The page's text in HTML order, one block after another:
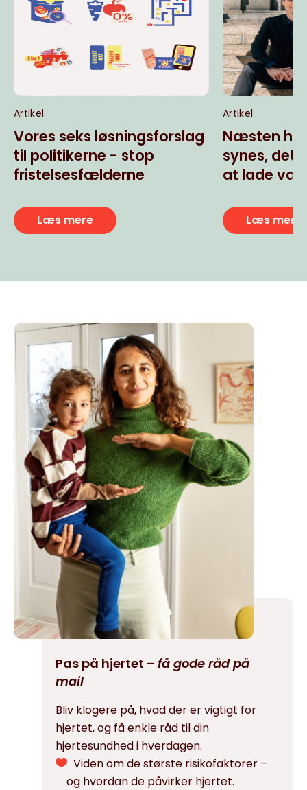
Artikel
Vores seks løsningsforslag
til politikerne - stop
fristelsesfælderne
Læs mere
Artikel
Næsten
synes,
at lade
snacks
Læs mere
Pas på hjertet – få gode råd på
mail
Bliv klogere på, hvad der er vigtigt for
hjertet, og få enkle råd til din
hjertesundhed i hverdagen.
Viden om de største risikofaktorer –
og hvordan de påvirker hjertet.